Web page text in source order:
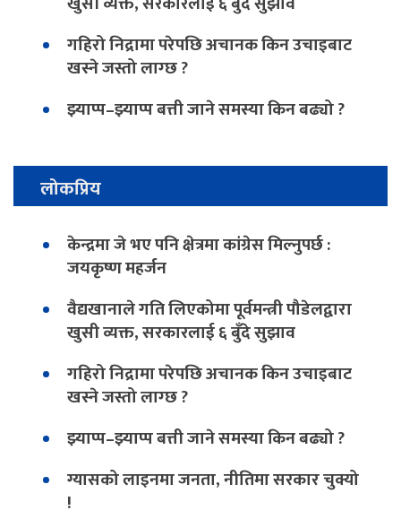
गहिरो निद्रामा परेपछि अचानक किन उचाइबाट
खस्ने जस्तो लाग्छ ?
झ्याप्प–झ्याप्प बत्ती जाने समस्या किन बढ्यो ?
लोकप्रिय
केन्द्रमा जे भए पनि क्षेत्रमा कांग्रेस मिल्नुपर्छ :
जयकृष्ण महर्जन
वैद्यखानाले गति लिएकोमा पूर्वमन्त्री पौडेलद्वारा
खुसी व्यक्त, सरकारलाई ६ बुँदे सुझाव
गहिरो निद्रामा परेपछि अचानक किन उचाइबाट
खस्ने जस्तो लाग्छ ?
झ्याप्प–झ्याप्प बत्ती जाने समस्या किन बढ्यो ?
ग्यासको लाइनमा जनता, नीतिमा सरकार चुक्यो
!